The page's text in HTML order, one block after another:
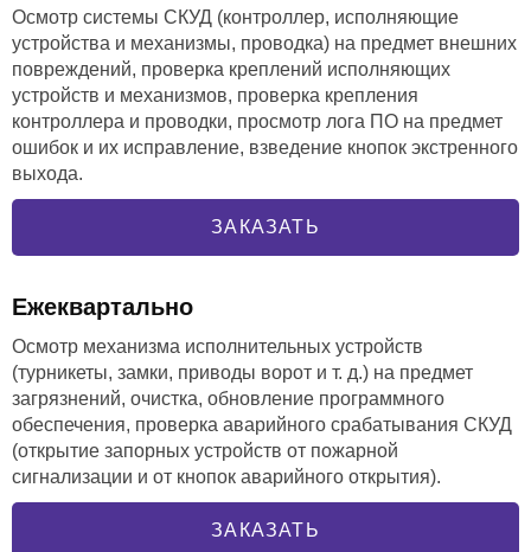
Осмотр системы СКУД (контроллер, исполняющие
устройства и механизмы, проводка) на предмет внешних
повреждений, проверка креплений исполняющих
устройств и механизмов, проверка крепления
контроллера и проводки, просмотр лога ПО на предмет
ошибок и их исправление, взведение кнопок экстренного
выхода.
ЗАКАЗАТЬ
Ежеквартально
Осмотр механизма исполнительных устройств
(турникеты, замки, приводы ворот и т. д.) на предмет
загрязнений, очистка, обновление программного
обеспечения, проверка аварийного срабатывания СКУД
(открытие запорных устройств от пожарной
сигнализации и от кнопок аварийного открытия).
ЗАКАЗАТЬ